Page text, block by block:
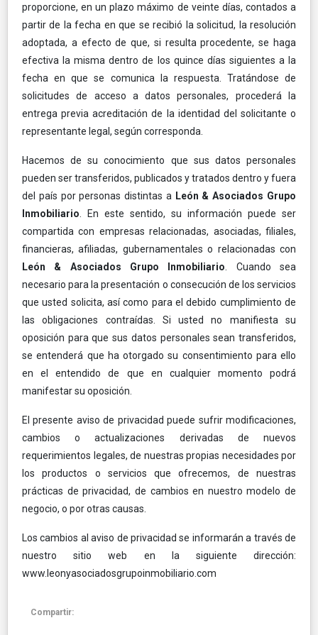
proporcione, en un plazo máximo de veinte días, contados a
partir de la fecha en que se recibió la solicitud, la resolución
adoptada, a efecto de que, si resulta procedente, se haga
efectiva la misma dentro de los quince días siguientes a la
fecha en que se comunica la respuesta. Tratándose de
solicitudes de acceso a datos personales, procederá la
entrega previa acreditación de la identidad del solicitante o
representante legal, según corresponda.
Hacemos de su conocimiento que sus datos personales
pueden ser transferidos, publicados y tratados dentro y fuera
del país por personas distintas a León & Asociados Grupo
Inmobiliario . En este sentido, su información puede ser
compartida con empresas relacionadas, asociadas, filiales,
financieras, afiliadas, gubernamentales o relacionadas con
León & Asociados Grupo Inmobiliario . Cuando sea
necesario para la presentación o consecución de los servicios
que usted solicita, así como para el debido cumplimiento de
las obligaciones contraídas. Si usted no manifiesta su
oposición para que sus datos personales sean transferidos,
se entenderá que ha otorgado su consentimiento para ello
en el entendido de que en cualquier momento podrá
manifestar su oposición.
El presente aviso de privacidad puede sufrir modificaciones,
cambios o actualizaciones derivadas de nuevos
requerimientos legales, de nuestras propias necesidades por
los productos o servicios que ofrecemos, de nuestras
prácticas de privacidad, de cambios en nuestro modelo de
negocio, o por otras causas.
Los cambios al aviso de privacidad se informarán a través de
nuestro sitio web en la siguiente dirección:
www.leonyasociadosgrupoinmobiliario.com
Compartir: